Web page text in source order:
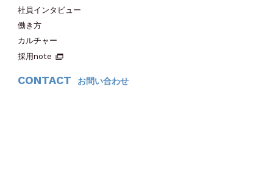
社員インタビュー
働き方
カルチャー
採用note
CONTACT お問い合わせ